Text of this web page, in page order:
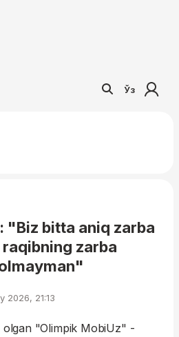
Ўз
"Biz bitta aniq zarba
zarba
2026, 21:13
"Olimpik MobiUz" -